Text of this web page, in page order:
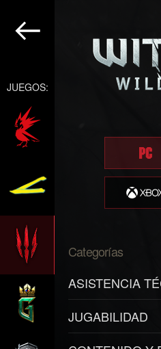
JUEGOS:
Categorías
ASISTENCIA
JUGABILIDAD